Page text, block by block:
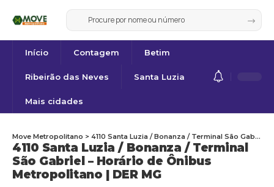
Início Contagem Betim
Ribeirão das Neves Santa Luzia
Mais cidades
4110 Santa Luzia / Bonanza / Terminal
São Gabriel – Horário de Ônibus
Metropolitano | DER MG
Move Metropolitano > 4110 Santa Luzia / Bonanza / Terminal São Gabriel – Horário de Ônibus Metropolitano | DER MG